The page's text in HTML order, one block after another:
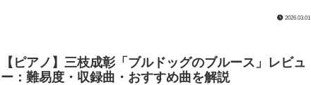
2026.03.01
【ピアノ】三枝成彰「ブルドッグのブルース」レビュ
ー：難易度・収録曲・おすすめ曲を解説